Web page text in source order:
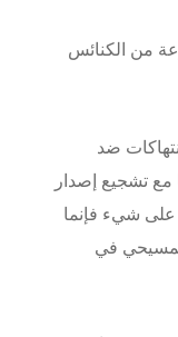
من الكنائس
ضد
تشجيع إصدار
على شيء فإنما
في